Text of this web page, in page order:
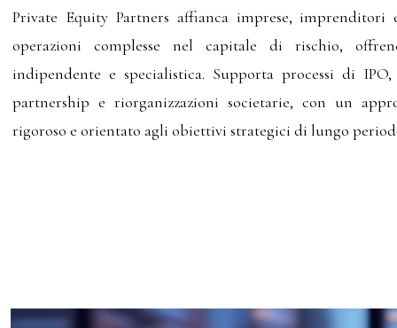
Private Equity Partners affianca imprese,
operazioni complesse nel capitale di rischio,
indipendente e specialistica. Supporta processi di
partnership e riorganizzazioni societarie, con un
rigoroso e orientato agli obiettivi strategici di lungo